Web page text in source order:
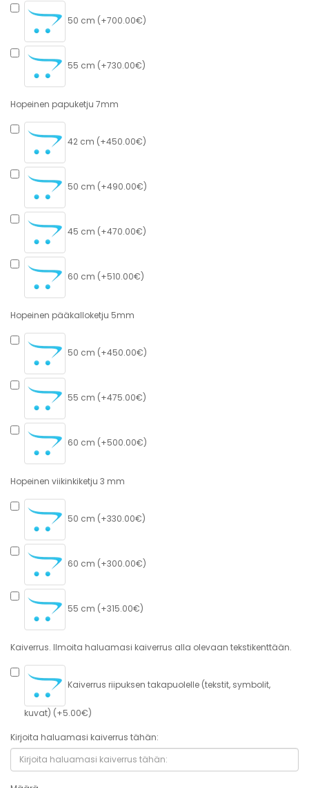
50 cm (+700.00€)
55 cm (+730.00€)
Hopeinen papuketju 7mm
42 cm (+450.00€)
50 cm (+490.00€)
45 cm (+470.00€)
60 cm (+510.00€)
Hopeinen pääkalloketju 5mm
50 cm (+450.00€)
55 cm (+475.00€)
60 cm (+500.00€)
Hopeinen viikinkiketju 3 mm
50 cm (+330.00€)
60 cm (+300.00€)
55 cm (+315.00€)
Kaiverrus. Ilmoita haluamasi kaiverrus alla olevaan tekstikenttään.
Kaiverrus riipuksen takapuolelle (tekstit, symbolit,
kuvat) (+5.00€)
Kirjoita haluamasi kaiverrus tähän: